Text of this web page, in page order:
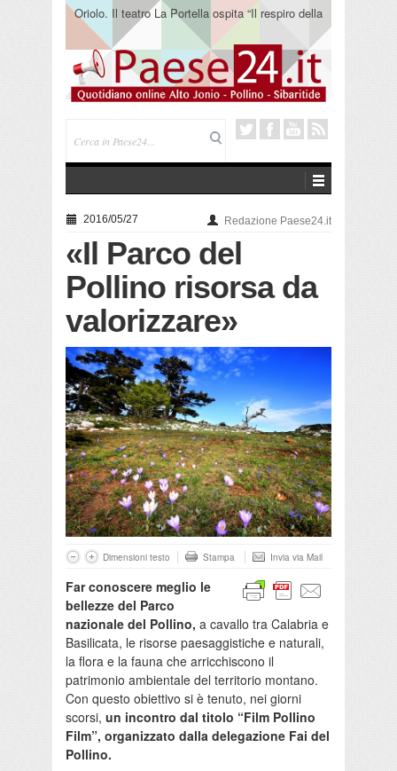
Oriolo. Il teatro La Portella ospita “Il respiro della
terra” del collettivo 365
2016/05/27 Redazione Paese24.it
«Il Parco del
Pollino risorsa da
valorizzare»
Dimensioni testo Stampa Invia via Mail
Far conoscere meglio le
bellezze del Parco
nazionale del Pollino, a cavallo tra Calabria e
Basilicata, le risorse paesaggistiche e naturali,
la flora e la fauna che arricchiscono il
patrimonio ambientale del territorio montano.
Con questo obiettivo si è tenuto, nei giorni
scorsi, un incontro dal titolo “Film Pollino
Film”, organizzato dalla delegazione Fai del
Pollino.